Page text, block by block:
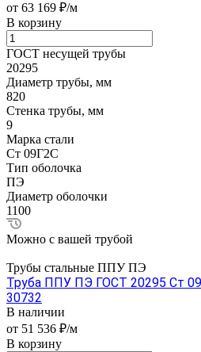
от 63 169 ₽/м
В корзину
ГОСТ несущей трубы
20295
Диаметр трубы, мм
820
Стенка трубы, мм
9
Марка стали
Ст 09Г2С
Тип оболочка
ПЭ
Диаметр оболочки
1100
Можно с вашей трубой
Трубы стальные ППУ ПЭ
Труба ППУ ПЭ ГОСТ 20295 Ст
30732
В наличии
от 51 536 ₽/м
В корзину